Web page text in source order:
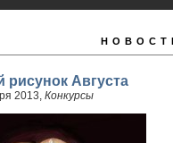
рисунок Августа
2013, Конкурсы